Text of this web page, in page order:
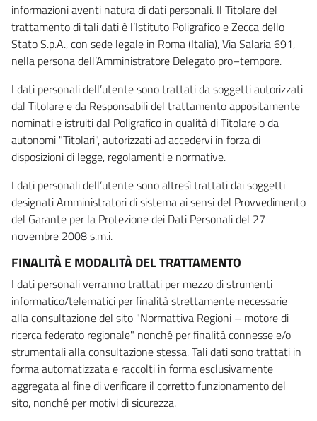
informazioni aventi natura di dati personali. Il Titolare del
trattamento di tali dati è l’Istituto Poligrafico e Zecca dello
Stato S.p.A., con sede legale in Roma (Italia), Via Salaria 691,
nella persona dell’Amministratore Delegato pro–tempore.
I dati personali dell’utente sono trattati da soggetti autorizzati
dal Titolare e da Responsabili del trattamento appositamente
nominati e istruiti dal Poligrafico in qualità di Titolare o da
autonomi "Titolari", autorizzati ad accedervi in forza di
disposizioni di legge, regolamenti e normative.
I dati personali dell’utente sono altresì trattati dai soggetti
designati Amministratori di sistema ai sensi del Provvedimento
del Garante per la Protezione dei Dati Personali del 27
novembre 2008 s.m.i.
FINALITÀ E MODALITÀ DEL TRATTAMENTO
I dati personali verranno trattati per mezzo di strumenti
informatico/telematici per finalità strettamente necessarie
alla consultazione del sito "Normattiva Regioni – motore di
ricerca federato regionale" nonché per finalità connesse e/o
strumentali alla consultazione stessa. Tali dati sono trattati in
forma automatizzata e raccolti in forma esclusivamente
aggregata al fine di verificare il corretto funzionamento del
sito, nonché per motivi di sicurezza.